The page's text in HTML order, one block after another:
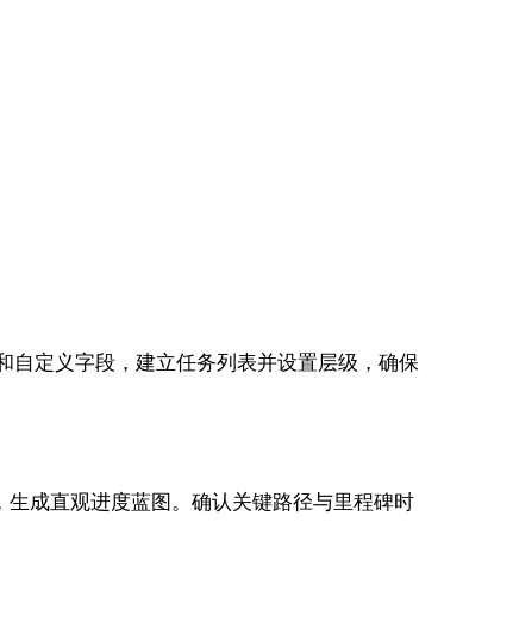
自定义字段，建立任务列表并设置层级，确保
成直观进度蓝图。确认关键路径与里程碑时